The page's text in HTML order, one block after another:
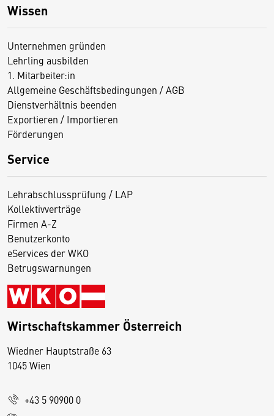
Wissen
Unternehmen gründen
Lehrling ausbilden
1. Mitarbeiter:in
Allgemeine Geschäftsbedingungen / AGB
Dienstverhältnis beenden
Exportieren / Importieren
Förderungen
Service
Lehrabschlussprüfung / LAP
Kollektivverträge
Firmen A-Z
Benutzerkonto
eServices der WKO
Betrugswarnungen
Wirtschaftskammer Österreich
Wiedner Hauptstraße 63
1045 Wien
+43 5 90900 0
D
s